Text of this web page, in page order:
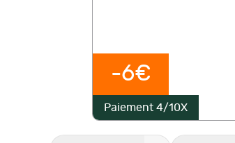
-6€
Paiement 4/10X